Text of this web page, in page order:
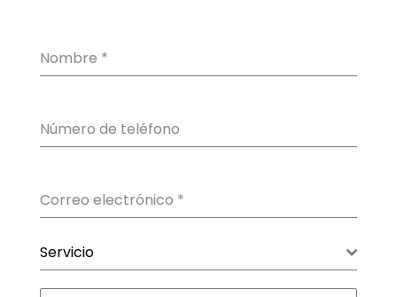
Nombre *
Número de teléfono
Correo electrónico *
Servicio